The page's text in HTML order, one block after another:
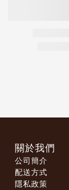
關於我們
公司簡介
配送方式
隱私政策